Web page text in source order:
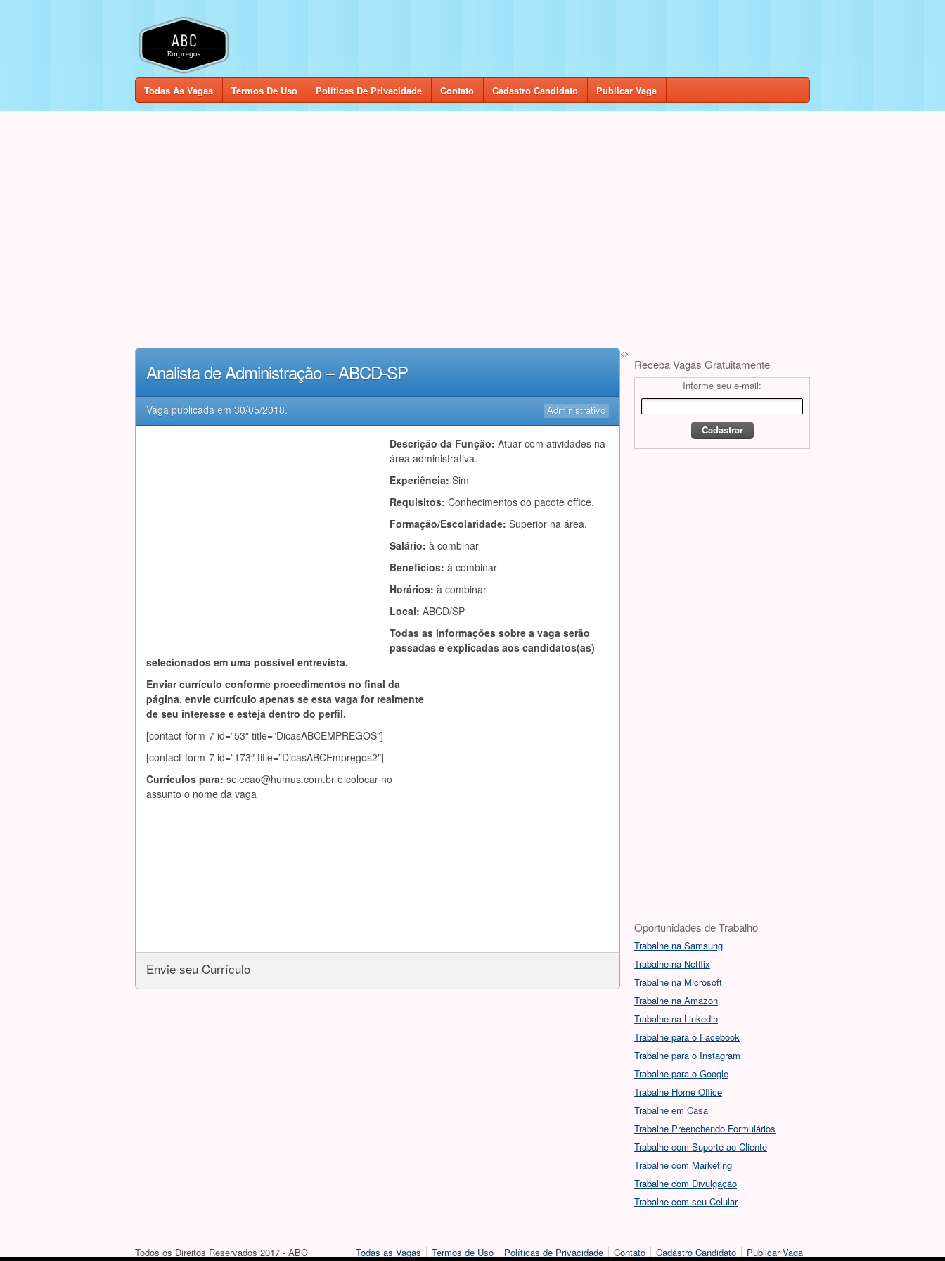
Todas As Vagas Termos De Uso Políticas De Privacidade Contato Cadastro Candidato Publicar Vaga
<>
Analista de Administração – ABCD-SP
Administrativo
Vaga publicada em 30/05/2018.
Descrição da Função: Atuar com atividades na
área administrativa.
Experiência: Sim
Requisitos: Conhecimentos do pacote office.
Formação/Escolaridade: Superior na área.
Salário: à combinar
Benefícios: à combinar
Horários: à combinar
Local: ABCD/SP
Todas as informações sobre a vaga serão
passadas e explicadas aos candidatos(as)
selecionados em uma possível entrevista.
Enviar currículo conforme procedimentos no final da
página, envie currículo apenas se esta vaga for realmente
de seu interesse e esteja dentro do perfil.
[contact-form-7 id=”53″ title=”DicasABCEMPREGOS”]
[contact-form-7 id=”173″ title=”DicasABCEmpregos2″]
Currículos para: selecao@humus.com.br e colocar no
assunto o nome da vaga
Envie seu Currículo
Receba Vagas Gratuitamente
Informe seu e-mail:
Oportunidades de Trabalho
Trabalhe na Samsung
Trabalhe na Netflix
Trabalhe na Microsoft
Trabalhe na Amazon
Trabalhe na Linkedin
Trabalhe para o Facebook
Trabalhe para o Instagram
Trabalhe para o Google
Trabalhe Home Office
Trabalhe em Casa
Trabalhe Preenchendo Formulários
Trabalhe com Suporte ao Cliente
Trabalhe com Marketing
Trabalhe com Divulgação
Trabalhe com seu Celular
Todas as Vagas Termos de Uso Políticas de Privacidade Contato Cadastro Candidato Publicar Vaga
Todos os Direitos Reservados 2017 - ABC